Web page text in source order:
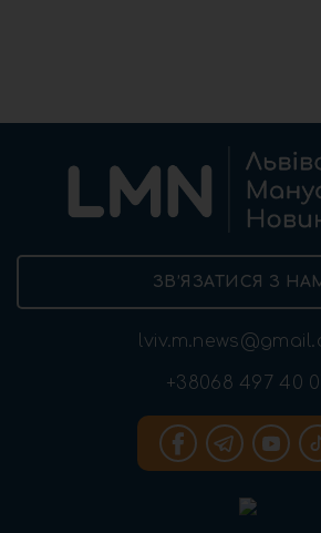
ЗВ’ЯЗАТИСЯ З
+38068 497 40